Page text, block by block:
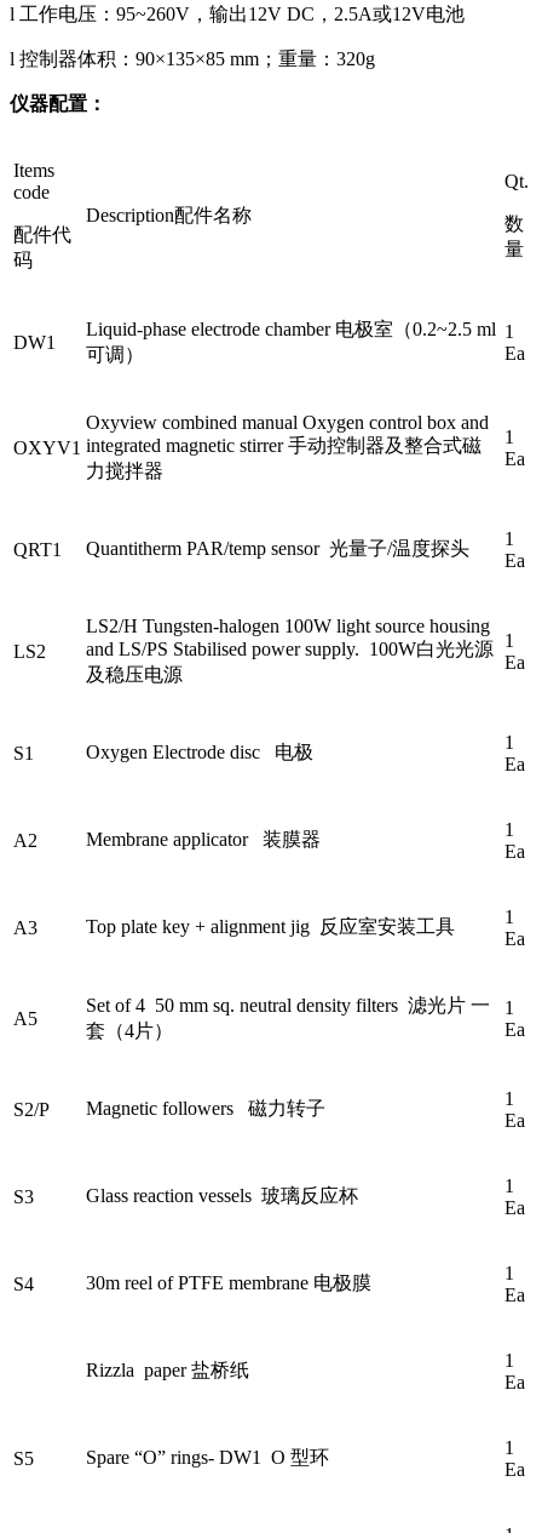
l 工作电压：95~260V，输出12V DC，2.5A或12V电池
l 控制器体积：90×135×85 mm；重量：320g
仪器配置：
Items
code
配件代
码
Description配件名称
Qt.
数
量
DW1
Liquid-phase electrode chamber 电极室（0.2~2.5 ml
可调）
1
Ea
OXYV1
Oxyview combined manual Oxygen control box and
integrated magnetic stirrer 手动控制器及整合式磁
力搅拌器
1
Ea
QRT1 Quantitherm PAR/temp sensor 光量子/温度探头
1
Ea
LS2
LS2/H Tungsten-halogen 100W light source housing
and LS/PS Stabilised power supply. 100W白光光源
及稳压电源
1
Ea
S1 Oxygen Electrode disc 电极
1
Ea
A2 Membrane applicator 装膜器
1
Ea
A3 Top plate key + alignment jig 反应室安装工具
1
Ea
A5
Set of 4 50 mm sq. neutral density filters 滤光片 一
套（4片）
1
Ea
S2/P Magnetic followers 磁力转子
1
Ea
S3 Glass reaction vessels 玻璃反应杯
1
Ea
S4 30m reel of PTFE membrane 电极膜
1
Ea
Rizzla paper 盐桥纸
1
Ea
S5 Spare “O” rings- DW1 O 型环
1
Ea